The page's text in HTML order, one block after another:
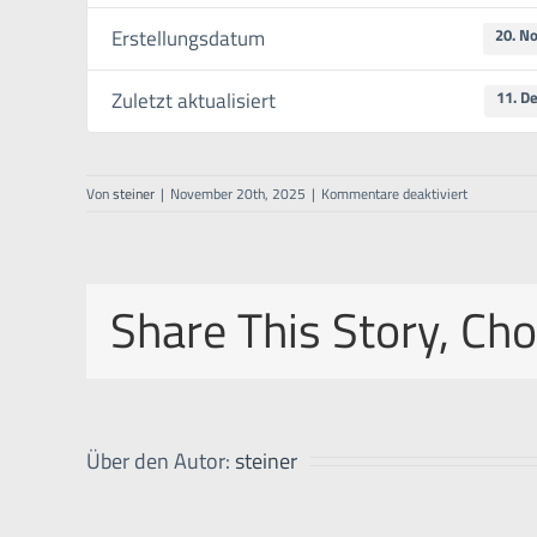
Erstellungsdatum 20.
Zuletzt aktualisiert 11.
Vonsteiner | November 20th, 2025 | Kommentare deaktiviertfür
Share This Story,
Über den Autor:steiner